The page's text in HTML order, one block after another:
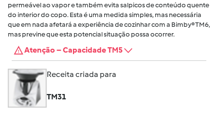
permeável ao vapor e também evita salpicos de conteúdo quente
do interior do copo. Esta é uma medida simples, mas necessária
que em nada afetará a experiência de cozinhar com a Bimby® TM6,
mas previne que esta potencial situação possa ocorrer.
Atenção – Capacidade TM5
Receita criada para
TM31